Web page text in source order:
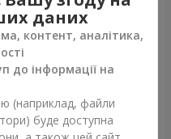
Рожева троянда (поштучно)
Замовити
даних
контент, аналітика,
до інформації на
(наприклад, файли
буде доступна